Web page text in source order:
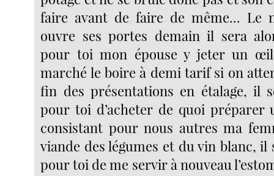
faire avant de faire de même... Le
ouvre ses portes demain il sera
pour toi mon épouse y jeter un
marché le boire à demi tarif si on
fin des présentations en étalage, il
pour toi d’acheter de quoi préparer
consistant pour nous autres ma
viande des légumes et du vin blanc, il
pour toi de me servir à nouveau